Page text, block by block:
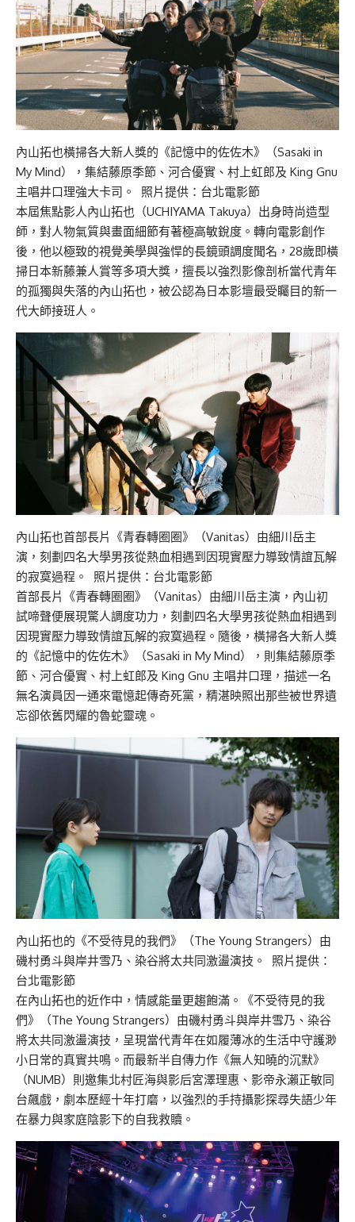
內山拓也橫掃各大新人獎的《記憶中的佐佐木》（Sasaki in
My Mind），集結藤原季節、河合優實、村上虹郎及 King Gnu
主唱井口理強大卡司。 照片提供：台北電影節
本屆焦點影人內山拓也（UCHIYAMA Takuya）出身時尚造型
師，對人物氣質與畫面細節有著極高敏銳度。轉向電影創作
後，他以極致的視覺美學與強悍的長鏡頭調度聞名，28歲即橫
掃日本新藤兼人賞等多項大獎，擅長以強烈影像剖析當代青年
的孤獨與失落的內山拓也，被公認為日本影壇最受矚目的新一
代大師接班人。
內山拓也首部長片《青春轉圈圈》（Vanitas）由細川岳主
演，刻劃四名大學男孩從熱血相遇到因現實壓力導致情誼瓦解
的寂寞過程。 照片提供：台北電影節
首部長片《青春轉圈圈》（Vanitas）由細川岳主演，內山初
試啼聲便展現驚人調度功力，刻劃四名大學男孩從熱血相遇到
因現實壓力導致情誼瓦解的寂寞過程。隨後，橫掃各大新人獎
的《記憶中的佐佐木》（Sasaki in My Mind），則集結藤原季
節、河合優實、村上虹郎及 King Gnu 主唱井口理，描述一名
無名演員因一通來電憶起傳奇死黨，精湛映照出那些被世界遺
忘卻依舊閃耀的魯蛇靈魂。
內山拓也的《不受待見的我們》（The Young Strangers）由
磯村勇斗與岸井雪乃、染谷將太共同激盪演技。 照片提供：
台北電影節
在內山拓也的近作中，情感能量更趨飽滿。《不受待見的我
們》（The Young Strangers）由磯村勇斗與岸井雪乃、染谷
將太共同激盪演技，呈現當代青年在如履薄冰的生活中守護渺
小日常的真實共鳴。而最新半自傳力作《無人知曉的沉默》
（NUMB）則邀集北村匠海與影后宮澤理惠、影帝永瀨正敏同
台飆戲，劇本歷經十年打磨，以強烈的手持攝影探尋失語少年
在暴力與家庭陰影下的自我救贖。